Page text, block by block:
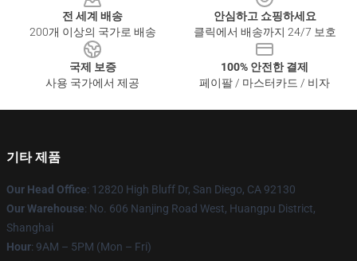
전 세계 배송
200개 이상의 국가로 배송
안심하고 쇼핑하세요
클릭에서 배송까지 24/7 보호
국제 보증
사용 국가에서 제공
100% 안전한 결제
페이팔 / 마스터카드 / 비자
기타 제품
Our Head Office: 12820 High Bluff Dr, San Diego, CA 92130
Our Warehouse: No. 606 Nanjing Road West, Huangpu District,
Shanghai
Hour: 9AM – 5PM (Mon – Fri)